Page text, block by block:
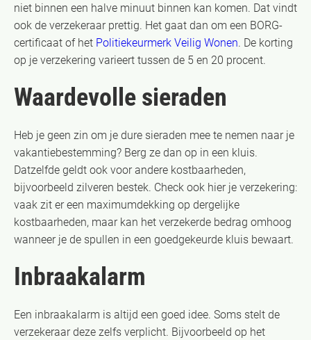
niet binnen een halve minuut binnen kan komen. Dat vindt
ook de verzekeraar prettig. Het gaat dan om een BORG-
certificaat of het Politiekeurmerk Veilig Wonen. De korting
op je verzekering varieert tussen de 5 en 20 procent.
Waardevolle sieraden
Heb je geen zin om je dure sieraden mee te nemen naar je
vakantiebestemming? Berg ze dan op in een kluis.
Datzelfde geldt ook voor andere kostbaarheden,
bijvoorbeeld zilveren bestek. Check ook hier je verzekering:
vaak zit er een maximumdekking op dergelijke
kostbaarheden, maar kan het verzekerde bedrag omhoog
wanneer je de spullen in een goedgekeurde kluis bewaart.
Inbraakalarm
Een inbraakalarm is altijd een goed idee. Soms stelt de
verzekeraar deze zelfs verplicht. Bijvoorbeeld op het